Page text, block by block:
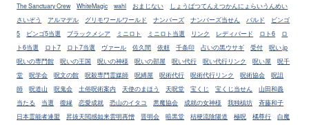
The Sanctuary Crew
WhiteMagic wahl おまじない
しょうばつてんえつかんにょらいうんめい
さいぞう
アルマデル グリモワールワールド ナンバーズ ナンバーズ当せん バルド
ビンゴ
5
ビンゴ5当選 ブラックメシア ミニロト ミニロト当選 リンク レディバード ロト6
ロ
ト6当選
ロト7 ロト7当選 ヴァール 佐久間 依頼 千条印 占いの黒ウサギ 受付
呪い.jp
呪いの専門館
呪いの王国 呪いの神様 呪いの部屋 呪い代行 呪い代行リンク 呪い屋
呪千
堂
呪学会 呪文の館 呪殺専門霊媒師 呪縛屋 呪術代行 呪術代行リンク 呪術協会
呪詛
師
呪道山 呪鬼会 土俗呪術案内 天使のまほう 天呪堂 宝くじ 宝くじ当せん
山田和義
当たる
当選 復縁 恋愛成就 恐山のイタコ 悪魔協会 成就の女神様 我独槙坊
斉藤和子
日本霊能者連盟
昇抜天閲感如来雲明再憎 晋明会 暗黒堂 桔梗流陰陽道 極呪 橘尊行
白魔